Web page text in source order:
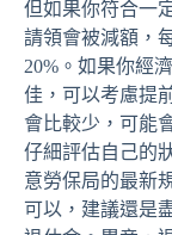
但如果你符合一
請領會被減額，
20%。如果你經
佳，可以考慮提
會比較少，可能
仔細評估自己的
意勞保局的最新
可以，建議還是